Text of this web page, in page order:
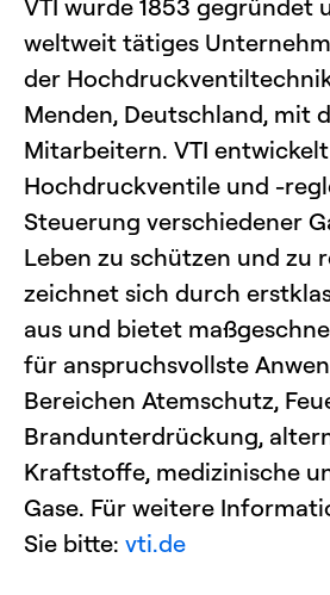
VTI wurde 1853 gegründet
weltweit tätiges
der
Menden, Deutschland, mit
Mitarbeitern. VTI
Hochdruckventile und -
Steuerung verschiedener
Leben zu schützen und zu
zeichnet sich durch
aus und bietet
für anspruchsvollste
Bereichen Atemschutz,
Brandunterdrückung,
Kraftstoffe, medizinische
Gase. Für weitere
Sie bitte: vti.de